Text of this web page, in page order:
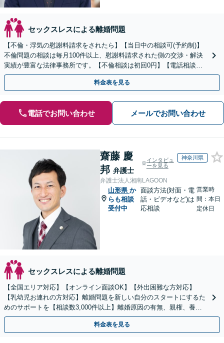
セックスレスによる離婚問題
【不倫・浮気の慰謝料請求をされたら】【当日中の相談可(予約制)】
不倫問題の相談は毎月100件以上、慰謝料請求された側の交渉・解決
実績が豊富な法律事務所です。【不倫相談は初回0円】【電話相談で
ご契約まで対応可/来所不要】
料金表を見る
電話でお問い合わせ メールでお問い合わせ
齋藤 慶
邦 弁護士
インタビュ
ーを見る
神奈川県
弁護士法人湘南LAGOON
山形県 か
らも相談
受付中
面談方法(対面・電
話・ビデオなど)は
応相談
営業時
間：本日
定休日
セックスレスによる離婚問題
【全国エリア対応】【オンライン面談OK】【外出困難な方対応】
【乳幼児お連れの方対応】離婚問題を新しい自分のスタートにするた
めのサポートを【相談数3,000件以上】離婚原因の有無、親権、養育
費、財産分与、慰謝料請求【夜間・休日相談可】
料金表を見る